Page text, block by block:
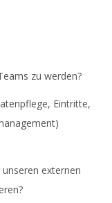
zu werden?
Eintritte,
externen